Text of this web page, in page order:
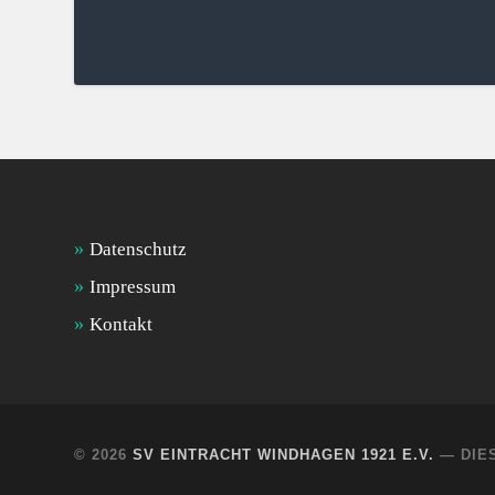
Datenschutz
Impressum
Kontakt
© 2026SV EINTRACHT WINDHAGEN 1921 E.V. —